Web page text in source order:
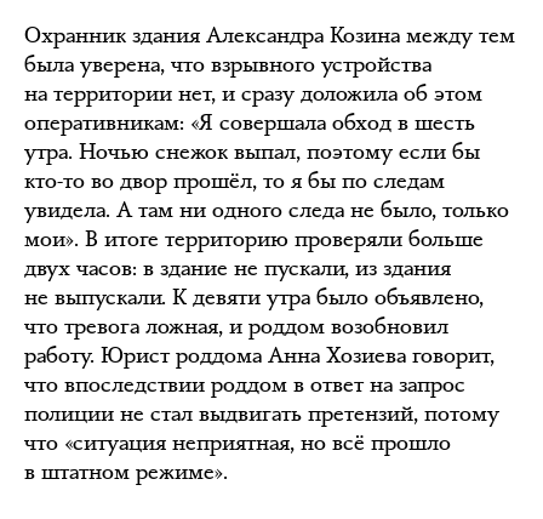
Охранник здания Александра Козина между тем
была уверена, что взрывного устройства
на территории нет, и сразу доложила об этом
оперативникам: «Я совершала обход в шесть
утра. Ночью снежок выпал, поэтому если бы
кто-то во двор прошёл, то я бы по следам
увидела. А там ни одного следа не было, только
мои». В итоге территорию проверяли больше
двух часов: в здание не пускали, из здания
не выпускали. К девяти утра было объявлено,
что тревога ложная, и роддом возобновил
работу. Юрист роддома Анна Хозиева говорит,
что впоследствии роддом в ответ на запрос
полиции не стал выдвигать претензий, потому
что «ситуация неприятная, но всё прошло
в штатном режиме».